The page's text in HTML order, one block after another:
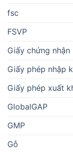
fsc
FSVP
Giấy chứng nhận
Giấy phép nhập
Giấy phép xuất
GlobalGAP
GMP
Gỗ